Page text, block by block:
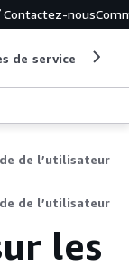
Contactez-nous
de service
de l’utilisateur
de l’utilisateur
les